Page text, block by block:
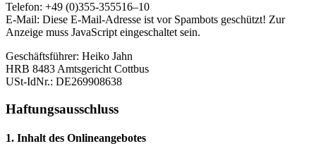
Telefon: +49 (0)355-355516–10
E-Mail: Diese E-Mail-Adresse ist vor Spambots geschützt! Zur
Anzeige muss JavaScript eingeschaltet sein.
Geschäftsführer: Heiko Jahn
HRB 8483 Amtsgericht Cottbus
USt-IdNr.: DE269908638
Haftungsausschluss
1. Inhalt des Onlineangebotes